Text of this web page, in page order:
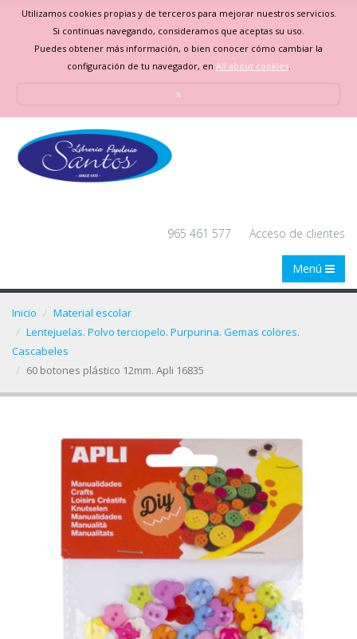
Utilizamos cookies propias y de terceros para mejorar nuestros servicios.
Si continuas navegando, consideramos que aceptas su uso.
Puedes obtener más información, o bien conocer cómo cambiar la
configuración de tu navegador, en All about cookies.
x
965 461 577 Acceso de clientes
Menú
Inicio
Material escolar
Lentejuelas. Polvo terciopelo. Purpurina. Gemas colores.
Cascabeles
60 botones plástico 12mm. Apli 16835